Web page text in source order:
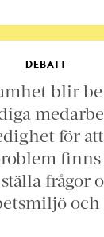
DEBATT
blir
för
finns
frågor